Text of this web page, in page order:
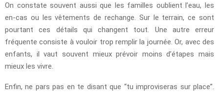
On constate souvent aussi que les familles oublient l’eau, les
en-cas ou les vêtements de rechange. Sur le terrain, ce sont
pourtant ces détails qui changent tout. Une autre erreur
fréquente consiste à vouloir trop remplir la journée. Or, avec des
enfants, il vaut souvent mieux prévoir moins d’étapes mais
mieux les vivre.
Enfin, ne pars pas en te disant que “tu improviseras sur place”.